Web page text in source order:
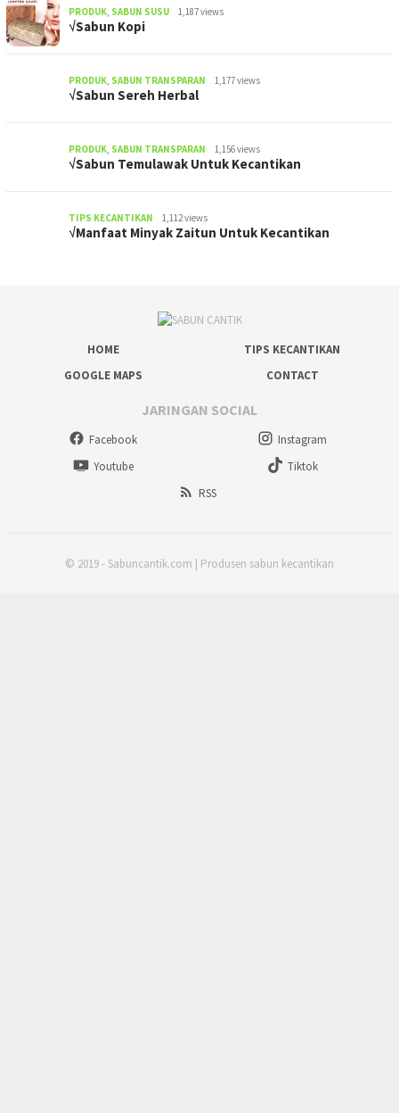
PRODUK SABUN SUSU 1,187 views
√Sabun Kopi
PRODUK SABUN TRANSPARAN 1,177 views
√Sabun Sereh Herbal
PRODUK SABUN TRANSPARAN 1,156 views
√Sabun Temulawak Untuk Kecantikan
TIPS KECANTIKAN 1,112 views
√Manfaat Minyak Zaitun Untuk Kecantikan
HOME
TIPS KECANTIKAN
GOOGLE MAPS
CONTACT
JARINGAN SOCIAL
Facebook
Instagram
Youtube
Tiktok
RSS
© 2019 - Sabuncantik.com | Produsen sabun kecantikan